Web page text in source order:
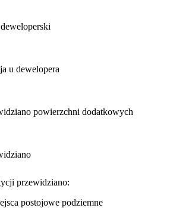
u dewelopera
powierzchni dodatkowych
przewidziano:
postojowe podziemne